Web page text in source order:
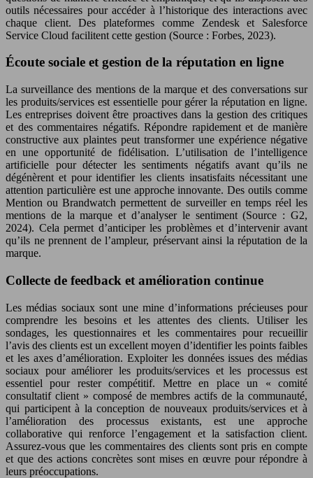
outils nécessaires pour accéder à l’historique des interactions avec
chaque client. Des plateformes comme Zendesk et Salesforce
Service Cloud facilitent cette gestion (Source : Forbes, 2023).
Écoute sociale et gestion de la réputation en ligne
La surveillance des mentions de la marque et des conversations sur
les produits/services est essentielle pour gérer la réputation en ligne.
Les entreprises doivent être proactives dans la gestion des critiques
et des commentaires négatifs. Répondre rapidement et de manière
constructive aux plaintes peut transformer une expérience négative
en une opportunité de fidélisation. L’utilisation de l’intelligence
artificielle pour détecter les sentiments négatifs avant qu’ils ne
dégénèrent et pour identifier les clients insatisfaits nécessitant une
attention particulière est une approche innovante. Des outils comme
Mention ou Brandwatch permettent de surveiller en temps réel les
mentions de la marque et d’analyser le sentiment (Source : G2,
2024). Cela permet d’anticiper les problèmes et d’intervenir avant
qu’ils ne prennent de l’ampleur, préservant ainsi la réputation de la
marque.
Collecte de feedback et amélioration continue
Les médias sociaux sont une mine d’informations précieuses pour
comprendre les besoins et les attentes des clients. Utiliser les
sondages, les questionnaires et les commentaires pour recueillir
l’avis des clients est un excellent moyen d’identifier les points faibles
et les axes d’amélioration. Exploiter les données issues des médias
sociaux pour améliorer les produits/services et les processus est
essentiel pour rester compétitif. Mettre en place un « comité
consultatif client » composé de membres actifs de la communauté,
qui participent à la conception de nouveaux produits/services et à
l’amélioration des processus existants, est une approche
collaborative qui renforce l’engagement et la satisfaction client.
Assurez-vous que les commentaires des clients sont pris en compte
et que des actions concrètes sont mises en œuvre pour répondre à
leurs préoccupations.